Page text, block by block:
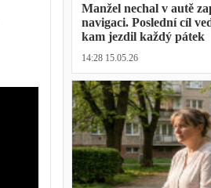
Manžel nechal v autě
navigaci. Poslední cíl
kam jezdil každý pátek
14:28 15.05.26